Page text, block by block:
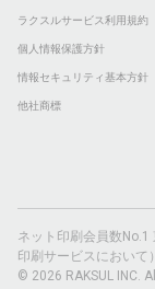
ラクスルサービス利用規約
個人情報保護方針
情報セキュリティ基本方針
他社商標
ネット印刷会員数
印刷サービスにおいて）
© 2026 RAKSUL INC.